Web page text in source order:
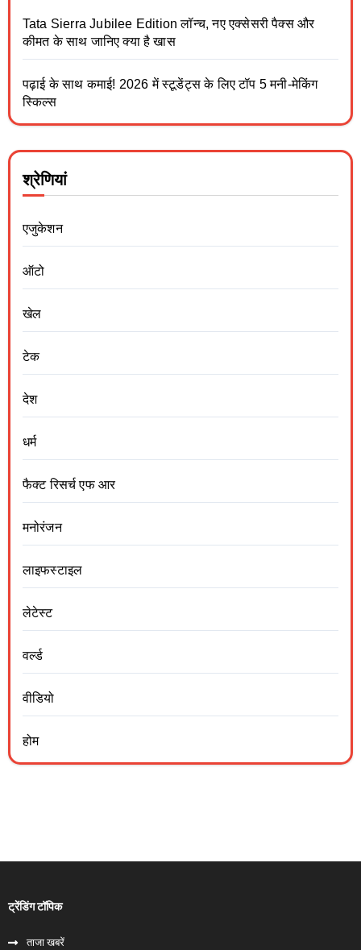
Tata Sierra Jubilee Edition लॉन्च, नए एक्सेसरी पैक्स और
कीमत के साथ जानिए क्या है खास
पढ़ाई के साथ कमाई! 2026 में स्टूडेंट्स के लिए टॉप 5 मनी-मेकिंग
स्किल्स
श्रेणियां
एजुकेशन
ऑटो
खेल
टेक
देश
धर्म
फैक्ट रिसर्च एफ आर
मनोरंजन
लाइफस्टाइल
लेटेस्ट
वर्ल्ड
वीडियो
होम
ट्रेंडिंग टॉपिक
ताजा खबरें